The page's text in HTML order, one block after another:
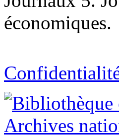
économiques.